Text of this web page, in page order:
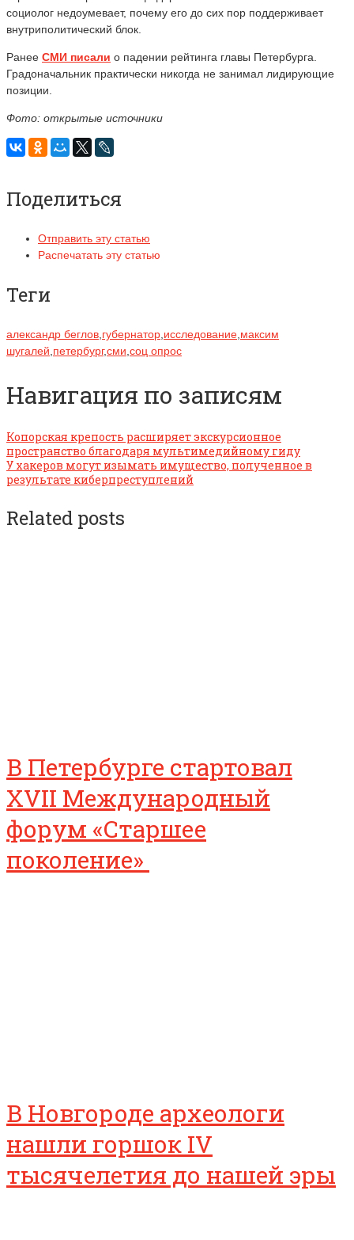
социолог недоумевает, почему его до сих пор поддерживает
внутриполитический блок.
Ранее СМИ писали о падении рейтинга главы Петербурга.
Градоначальник практически никогда не занимал лидирующие
позиции.
Фото: открытые источники
Поделиться
Отправить эту статью
Распечатать эту статью
Теги
александр беглов губернатор исследование максим
шугалей петербург,сми соц опрос
Навигация по записям
Копорская крепость расширяет экскурсионное
пространство благодаря мультимедийному гиду
У хакеров могут изымать имущество, полученное в
результате киберпреступлений
Related posts
В Петербурге стартовал
XVII Международный
форум «Старшее
поколение»
В Новгороде археологи
нашли горшок IV
тысячелетия до нашей эры